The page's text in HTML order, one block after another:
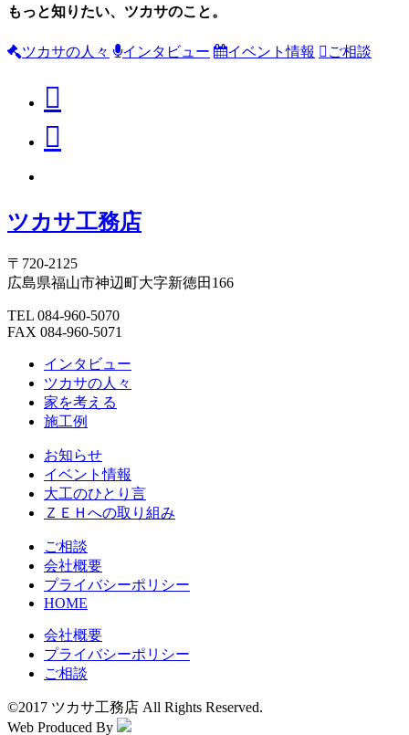
もっと知りたい、ツカサのこと。
ツカサの人々 インタビュー イベント情報 ご相談
ツカサ工務店
〒720-2125
広島県福山市神辺町大字新徳田166
TEL 084-960-5070
FAX 084-960-5071
インタビュー
ツカサの人々
家を考える
施工例
お知らせ
イベント情報
大工のひとり言
ＺＥＨへの取り組み
ご相談
会社概要
プライバシーポリシー
HOME
会社概要
プライバシーポリシー
ご相談
©2017 ツカサ工務店 All Rights Reserved.
Web Produced By